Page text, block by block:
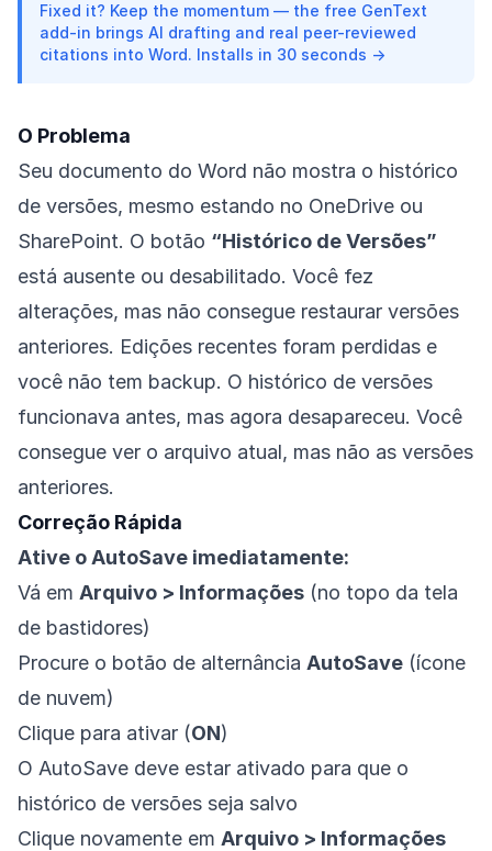
Fixed it? Keep the momentum — the free GenText
add-in brings AI drafting and real peer-reviewed
citations into Word. Installs in 30 seconds →
O Problema
Seu documento do Word não mostra o histórico
de versões, mesmo estando no OneDrive ou
SharePoint. O botão “Histórico de Versões”
está ausente ou desabilitado. Você fez
alterações, mas não consegue restaurar versões
anteriores. Edições recentes foram perdidas e
você não tem backup. O histórico de versões
funcionava antes, mas agora desapareceu. Você
consegue ver o arquivo atual, mas não as versões
anteriores.
Correção Rápida
Ative o AutoSave imediatamente:
Vá em Arquivo > Informações (no topo da tela
de bastidores)
Procure o botão de alternância AutoSave (ícone
de nuvem)
Clique para ativar (ON)
O AutoSave deve estar ativado para que o
histórico de versões seja salvo
Clique novamente em Arquivo > Informações